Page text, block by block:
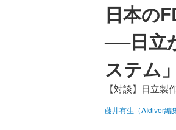
日本の
──日立
ステム」
【対談】日立
藤井有生（AIdiver編